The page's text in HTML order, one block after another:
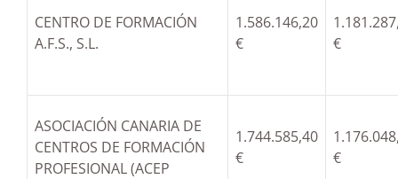
CENTRO DE FORMACIÓN
A.F.S., S.L.
1.586.146,20
€
€
ASOCIACIÓN CANARIA DE
CENTROS DE FORMACIÓN
PROFESIONAL (ACEP
1.744.585,40
€
€